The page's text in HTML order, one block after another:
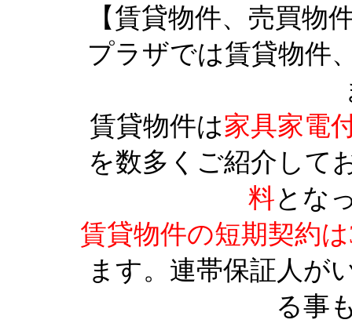
【賃貸物件、売買物
プラザでは賃貸物件
賃貸物件は家具家電
を数多くご紹介して
料とな
賃貸物件の短期契約
ます。連帯保証人が
る事